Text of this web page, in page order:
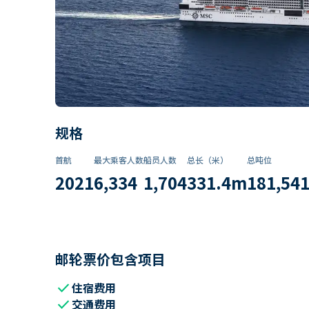
规格
首航
2021
最大乘客人数
6,334
船员人数
1,704
总长（米）
331.4m
总吨位
181,541
邮轮票价包含项目
check住宿费用
check 交通费用